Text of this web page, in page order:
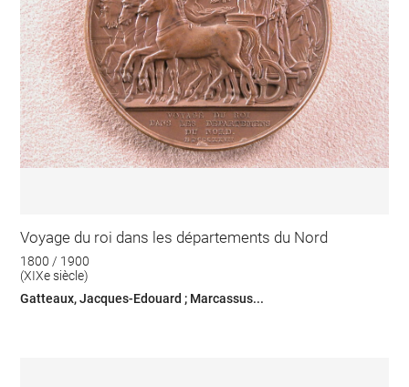
Voyage du roi dans les départements du Nord
1800 / 1900
(XIXe siècle)
Gatteaux, Jacques-Edouard ; Marcassus...